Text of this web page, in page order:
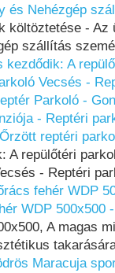
és Nehézgép
költöztetése -
szállítás
kezdődik: A
Vecsés -
Parkoló -
- Reptéri
reptéri
A repülőtéri
- Reptéri
fehér WDP
WDP 500x500
A magas
Maracuja